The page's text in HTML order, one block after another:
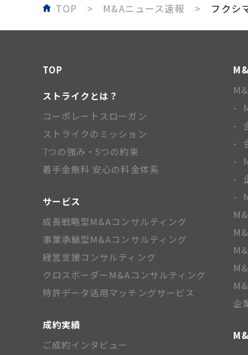
TOP M&Aニュース速報 フクシ
TOP
ストライクとは？
コーポレートスローガン
ストライクのミッション
7つの強み・5つの約束
着手金無料 安心の料金体系
サービス
成長戦略型M&Aコンサルティング
事業承継型M&Aコンサルティング
経営支援コンサルティング
クロスボーダーM&Aコンサルティング
特許データ活用マッチングサービス
成約実績
ご成約インタビュー
企